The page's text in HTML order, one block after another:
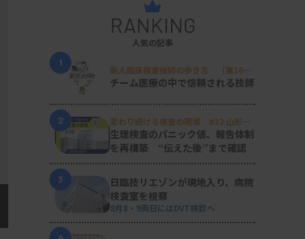
RANKING
人気の記事
1
新人臨床検査技師の歩き方 ［第16
回］
チーム医療の中で信頼される技師
2
変わり続ける検査の現場 #32 山形済
生病院
生理検査のパニック値、報告体制
を再構築 “伝えた後”まで確認
3
日臨技リエゾンが現地入り、病院
検査室を視察
8月8・9両日にはDVT検診へ